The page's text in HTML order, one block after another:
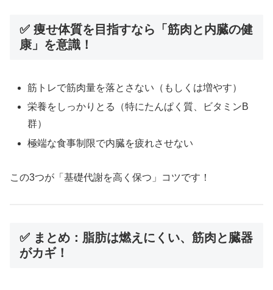
✅ 痩せ体質を目指すなら「筋肉と内臓の健
康」を意識！
筋トレで筋肉量を落とさない（もしくは増やす）
栄養をしっかりとる（特にたんぱく質、ビタミンB
群）
極端な食事制限で内臓を疲れさせない
この3つが「基礎代謝を高く保つ」コツです！
✅ まとめ：脂肪は燃えにくい、筋肉と臓器
がカギ！